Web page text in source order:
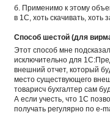
б. Применимо к этому
в 1С, хоть скачивать, хоть
Способ шестой (для
Этот способ мне
исключительно для
внешний отчет, который
место существующего
товарисч бухгалтер сам
А если учесть, что 1С
получать регулярно по e-